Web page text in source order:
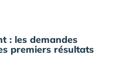
: les demandes
premiers résultats